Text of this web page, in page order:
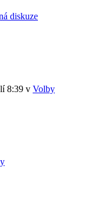
diskuze
8:39 v Volby